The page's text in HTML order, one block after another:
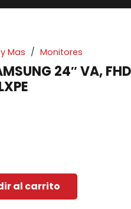
Mas / Monitores
24″ VA,
al carrito